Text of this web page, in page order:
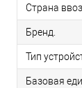
Страна
Бренд.
Тип
Базовая